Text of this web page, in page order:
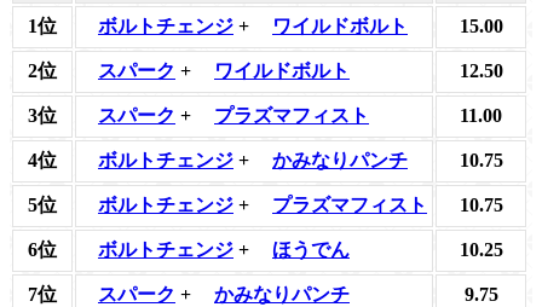
1位
ボルトチェンジ + ワイルドボルト 15.00
2位 スパーク + ワイルドボルト 12.50
3位 スパーク + プラズマフィスト 11.00
4位 ボルトチェンジ + かみなりパンチ 10.75
5位 ボルトチェンジ + プラズマフィスト 10.75
6位 ボルトチェンジ + ほうでん 10.25
7位 スパーク + かみなりパンチ 9.75